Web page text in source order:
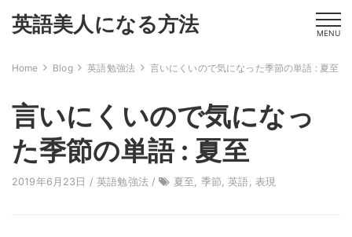
英語美人になる方法 MENU
Home Blog 英語勉強法 言いにくいので気になった季節の単語 : 夏至
言いにくいので気になっ
た季節の単語 : 夏至
2019年6月23日 /英語勉強法/ 夏至 季節 ,英語 表現